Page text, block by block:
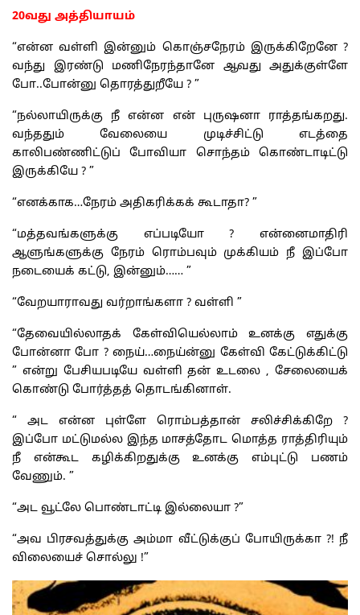
20வது அத்தியாயம்
“என்ன வள்ளி இன்னும் கொஞ்சநேரம் இருக்கிறேனே ?
வந்து இரண்டு மணிநேரந்தானே ஆவது அதுக்குள்ளே
போ..போன்னு தொரத்துறீயே ? ”
“நல்லாயிருக்கு நீ என்ன என் புருஷனா ராத்தங்கறது.
வந்ததும் வேலையை முடிச்சிட்டு எடத்தை
காலிபண்ணிட்டுப் போவியா சொந்தம் கொண்டாடிட்டு
இருக்கியே ? ”
“எனக்காக…நேரம் அதிகரிக்கக் கூடாதா? ”
“மத்தவங்களுக்கு எப்படியோ ? என்னைமாதிரி
ஆளுங்களுக்கு நேரம் ரொம்பவும் முக்கியம் நீ இப்போ
நடையைக் கட்டு, இன்னும்…… ”
“வேறயாராவது வர்றாங்களா ? வள்ளி ”
“தேவையில்லாதக் கேள்வியெல்லாம் உனக்கு எதுக்கு
போன்னா போ ? நைய்…நைய்ன்னு கேள்வி கேட்டுக்கிட்டு
” என்று பேசியபடியே வள்ளி தன் உடலை , சேலையைக்
கொண்டு போர்த்தத் தொடங்கினாள்.
“ அட என்ன புள்ளே ரொம்பத்தான் சலிச்சிக்கிறே ?
இப்போ மட்டுமல்ல இந்த மாசத்தோட மொத்த ராத்திரியும்
நீ என்கூட கழிக்கிறதுக்கு உனக்கு எம்புட்டு பணம்
வேணும். ”
“அட வூட்லே பொண்டாட்டி இல்லையா ?”
“அவ பிரசவத்துக்கு அம்மா வீட்டுக்குப் போயிருக்கா ?! நீ
விலையைச் சொல்லு !”